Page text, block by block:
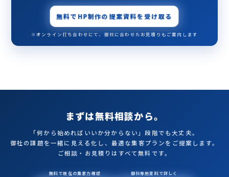
無料でHP制作の提案資料を受け取る
※オンライン打ち合わせにて、御社に合わせたお見積りもご案内します
まずは無料相談から。
「何から始めればいいか分からない」段階でも大丈夫。
御社の課題を一緒に見える化し、最適な集客プランをご提案します。
ご相談・お見積りはすべて無料です。
無料で現在の集客力確認 御社専用資料で詳しく